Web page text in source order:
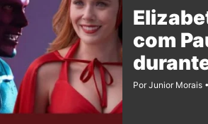
com
Por Junior Morais